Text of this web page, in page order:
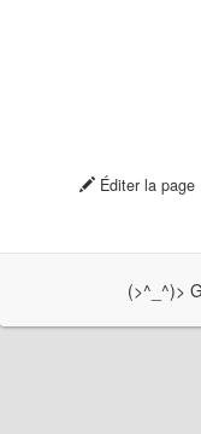
Éditer la page
(>^_^)>